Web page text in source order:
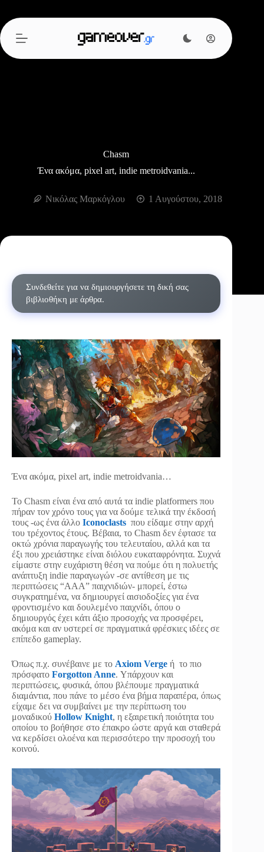
περιεχόμενο
Chasm
Ένα ακόμα, pixel art, indie metroidvania...
Νικόλας Μαρκόγλου 1 Αυγούστου, 2018
Συνδεθείτε για να δημιουργήσετε τη δική σας
βιβλιοθήκη με άρθρα.
Ένα ακόμα, pixel art, indie metroidvania…
Το Chasm είναι ένα από αυτά τα indie platformers που
πήραν τον χρόνο τους για να δούμε τελικά την έκδοσή
τους -ως ένα άλλο Iconoclasts που είδαμε στην αρχή
του τρέχοντος έτους. Βέβαια, το Chasm δεν έφτασε τα
οκτώ χρόνια παραγωγής του τελευταίου, αλλά και τα
έξι που χρειάστηκε είναι διόλου ευκαταφρόνητα. Συχνά
είμαστε στην ευχάριστη θέση να πούμε ότι η πολυετής
ανάπτυξη indie παραγωγών -σε αντίθεση με τις
περιπτώσεις “ΑΑΑ” παιχνιδιών- μπορεί, έστω
συγκρατημένα, να δημιουργεί αισιοδοξίες για ένα
φροντισμένο και δουλεμένο παιχνίδι, όπου ο
δημιουργός έχει κάτι άξιο προσοχής να προσφέρει,
ακόμα και αν υστερεί σε πραγματικά φρέσκιες ιδέες σε
επίπεδο gameplay.
Όπως π.χ. συνέβαινε με το Axiom Verge ή το πιο
πρόσφατο Forgotton Anne. Υπάρχουν και
περιπτώσεις, φυσικά, όπου βλέπουμε πραγματικά
διαμάντια, που πάνε το μέσο ένα βήμα παραπέρα, όπως
είχαμε δει να συμβαίνει με την περίπτωση του
μοναδικού Hollow Knight, η εξαιρετική ποιότητα του
οποίου το βοήθησε στο έπακρο ώστε αργά και σταθερά
να κερδίσει ολοένα και περισσότερο την προσοχή του
κοινού.